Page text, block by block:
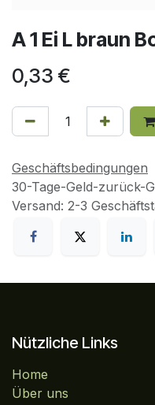
A 1 Ei L braun
0,33 €
Geschäftsbedingungen
30-Tage-Geld-zurück-
Versand: 2-3
Nützliche Links
Home
Über uns